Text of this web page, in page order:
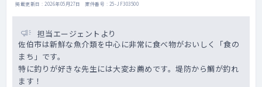
掲載更新日 : 2026年05月27日 案件番号 : 25-JF303500
担当エージェントより
佐伯市は新鮮な魚介類を中心に非常に食べ物がおいしく「食の
まち」です。
特に釣りが好きな先生には大変お薦めです。堤防から鯛が釣れ
ます！